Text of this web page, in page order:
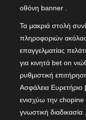
οθόνη banner .
Τα μακριά στολή
πληροφοριών
επαγγελματίας
για κινητά bet on
ρυθμιστική
Ασφάλεια
ενισχύω την chopine
γνωστική